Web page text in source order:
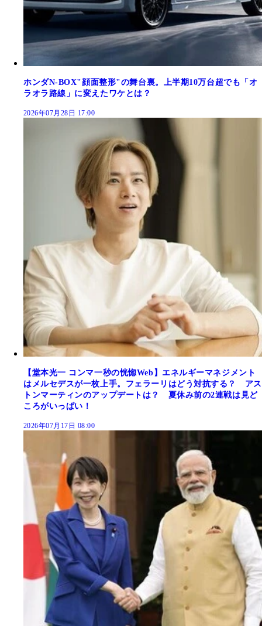
ホンダN-BOX"顔面整形"の舞台裏。上半期10万台超でも「オ
ラオラ路線」に変えたワケとは？
2026年07月28日 17:00
【堂本光一 コンマ一秒の恍惚Web】エネルギーマネジメント
はメルセデスが一枚上手。フェラーリはどう対抗する？ アス
トンマーティンのアップデートは？ 夏休み前の2連戦は見ど
ころがいっぱい！
2026年07月17日 08:00